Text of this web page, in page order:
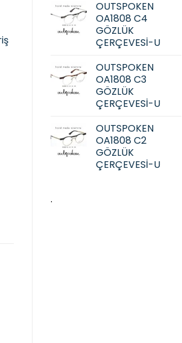
OUTSPOKEN
OA1808 C4
GÖZLÜK
ÇERÇEVESİ-U
OUTSPOKEN
OA1808 C3
GÖZLÜK
ÇERÇEVESİ-U
OUTSPOKEN
OA1808 C2
GÖZLÜK
ÇERÇEVESİ-U
.